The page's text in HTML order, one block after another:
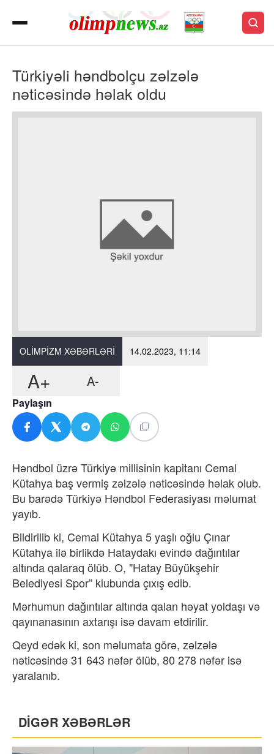
Türkiyəli həndbolçu zəlzələ
nəticəsində həlak oldu
OLIMPIZM XƏBƏRLƏRI 14.02.2023, 11:14
A+ A-
Paylaşın
Həndbol üzrə Türkiyə millisinin kapitanı Cemal
Kütahya baş vermiş zəlzələ nəticəsində həlak olub.
Bu barədə Türkiyə Həndbol Federasiyası məlumat
yayıb.
Bildirilib ki, Cemal Kütahya 5 yaşlı oğlu Çınar
Kütahya ilə birlikdə Hataydakı evində dağıntılar
altında qalaraq ölüb. O, "Hatay Büyükşehir
Belediyesi Spor” klubunda çıxış edib.
Mərhumun dağıntılar altında qalan həyat yoldaşı və
qayınanasının axtarışı isə davam etdirilir.
Qeyd edək ki, son məlumata görə, zəlzələ
nəticəsində 31 643 nəfər ölüb, 80 278 nəfər isə
yaralanıb.
DİGƏR XƏBƏRLƏR